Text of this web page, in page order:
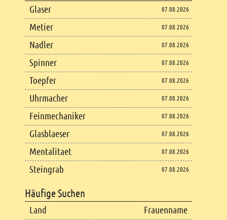
Glaser 07.08.2026
Metier 07.08.2026
Nadler 07.08.2026
Spinner 07.08.2026
Toepfer 07.08.2026
Uhrmacher 07.08.2026
Feinmechaniker 07.08.2026
Glasblaeser 07.08.2026
Mentalitaet 07.08.2026
Steingrab 07.08.2026
Häufige Suchen
Land
Frauenname